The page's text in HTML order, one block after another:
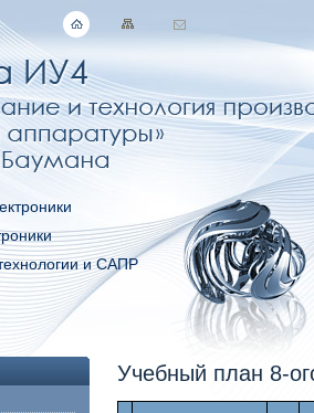
и САПР
Учебный план 8-